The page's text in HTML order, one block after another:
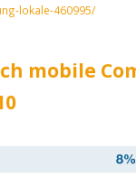
lokale-460995/
mobile